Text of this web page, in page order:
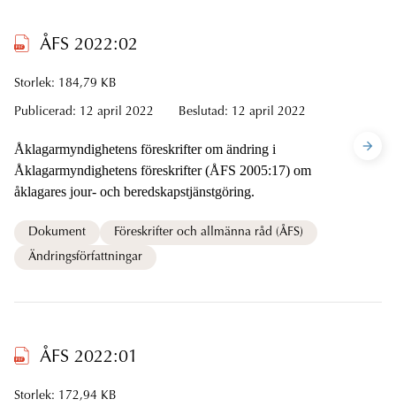
ÅFS 2022:02
Storlek: 184,79 KB
Publicerad: 12 april 2022 Beslutad: 12 april 2022
Åklagarmyndighetens föreskrifter om ändring i
Åklagarmyndighetens föreskrifter (ÅFS 2005:17) om
åklagares jour- och beredskapstjänstgöring.
Dokument
Föreskrifter och allmänna råd (ÅFS)
Ändringsförfattningar
ÅFS 2022:01
Storlek: 172,94 KB